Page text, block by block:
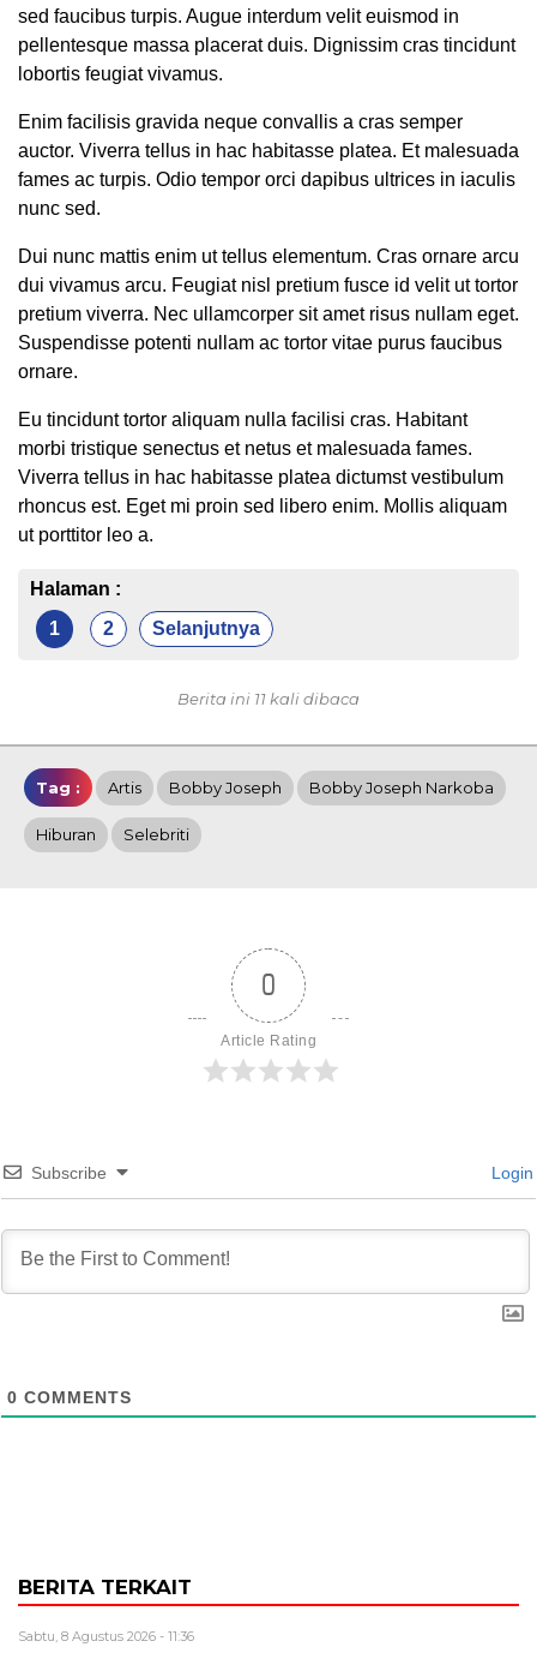
sed faucibus turpis. Augue interdum velit euismod in
pellentesque massa placerat duis. Dignissim cras tincidunt
lobortis feugiat vivamus.
Enim facilisis gravida neque convallis a cras semper
auctor. Viverra tellus in hac habitasse platea. Et malesuada
fames ac turpis. Odio tempor orci dapibus ultrices in iaculis
nunc sed.
Dui nunc mattis enim ut tellus elementum. Cras ornare arcu
dui vivamus arcu. Feugiat nisl pretium fusce id velit ut tortor
pretium viverra. Nec ullamcorper sit amet risus nullam eget.
Suspendisse potenti nullam ac tortor vitae purus faucibus
ornare.
Eu tincidunt tortor aliquam nulla facilisi cras. Habitant
morbi tristique senectus et netus et malesuada fames.
Viverra tellus in hac habitasse platea dictumst vestibulum
rhoncus est. Eget mi proin sed libero enim. Mollis aliquam
ut porttitor leo a.
Halaman :
1
2 Selanjutnya
Berita ini 11 kali dibaca
Tag : Artis Bobby Joseph Bobby Joseph Narkoba
Hiburan Selebriti
0
Article Rating
Subscribe Login
0 COMMENTS
BERITA TERKAIT
Sabtu, 8 Agustus 2026 - 11:36